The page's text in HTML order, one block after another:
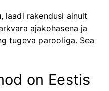
laadi rakendusi ainult
ajakohasena ja
tugeva parooliga. Sea
on Eestis